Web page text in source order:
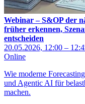
Webinar – S&OP der
früher erkennen,
entscheiden
20.05.2026, 12:00 –
Online
Wie moderne
und Agentic AI für
machen.